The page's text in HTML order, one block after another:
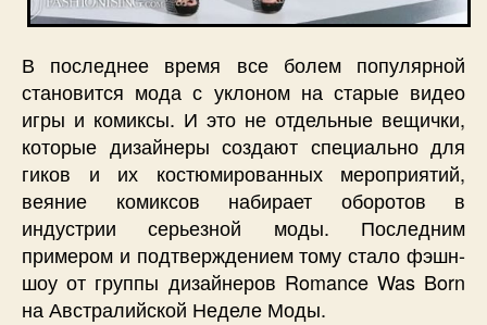
В последнее время все болем популярной
становится мода с уклоном на старые видео
игры и комиксы. И это не отдельные вещички,
которые дизайнеры создают специально для
гиков и их костюмированных мероприятий,
веяние комиксов набирает оборотов в
индустрии серьезной моды. Последним
примером и подтверждением тому стало фэшн-
шоу от группы дизайнеров Romance Was Born
на Австралийской Неделе Моды.